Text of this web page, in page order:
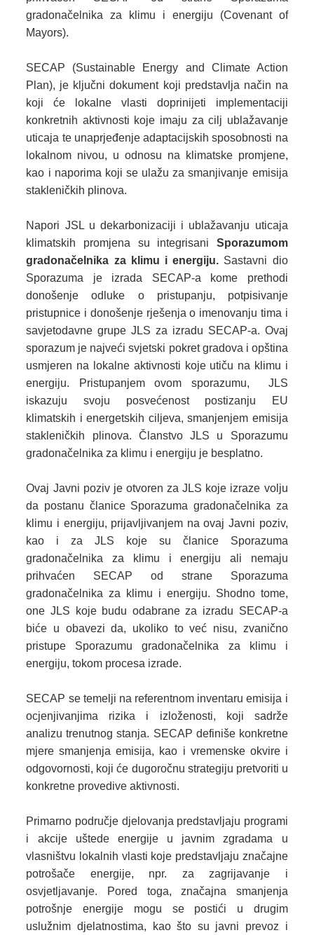
gradonačelnika za klimu i energiju (Covenant of
Mayors).
SECAP (Sustainable Energy and Climate Action
Plan), je ključni dokument koji predstavlja način na
koji će lokalne vlasti doprinijeti implementaciji
konkretnih aktivnosti koje imaju za cilj ublažavanje
uticaja te unaprjeđenje adaptacijskih sposobnosti na
lokalnom nivou, u odnosu na klimatske promjene,
kao i naporima koji se ulažu za smanjivanje emisija
stakleničkih plinova.
Napori JSL u dekarbonizaciji i ublažavanju uticaja
klimatskih promjena su integrisani Sporazumom
gradonačelnika za klimu i energiju. Sastavni dio
Sporazuma je izrada SECAP-a kome prethodi
donošenje odluke o pristupanju, potpisivanje
pristupnice i donošenje rješenja o imenovanju tima i
savjetodavne grupe JLS za izradu SECAP-a. Ovaj
sporazum je najveći svjetski pokret gradova i opština
usmjeren na lokalne aktivnosti koje utiču na klimu i
energiju. Pristupanjem ovom sporazumu, JLS
iskazuju svoju posvećenost postizanju EU
klimatskih i energetskih ciljeva, smanjenjem emisija
stakleničkih plinova. Članstvo JLS u Sporazumu
gradonačelnika za klimu i energiju je besplatno.
Ovaj Javni poziv je otvoren za JLS koje izraze volju
da postanu članice Sporazuma gradonačelnika za
klimu i energiju, prijavljivanjem na ovaj Javni poziv,
kao i za JLS koje su članice Sporazuma
gradonačelnika za klimu i energiju ali nemaju
prihvaćen SECAP od strane Sporazuma
gradonačelnika za klimu i energiju. Shodno tome,
one JLS koje budu odabrane za izradu SECAP-a
biće u obavezi da, ukoliko to već nisu, zvanično
pristupe Sporazumu gradonačelnika za klimu i
energiju, tokom procesa izrade.
SECAP se temelji na referentnom inventaru emisija i
ocjenjivanjima rizika i izloženosti, koji sadrže
analizu trenutnog stanja. SECAP definiše konkretne
mjere smanjenja emisija, kao i vremenske okvire i
odgovornosti, koji će dugoročnu strategiju pretvoriti u
konkretne provedive aktivnosti.
Primarno područje djelovanja predstavljaju programi
i akcije uštede energije u javnim zgradama u
vlasništvu lokalnih vlasti koje predstavljaju značajne
potrošače energije, npr. za zagrijavanje i
osvjetljavanje. Pored toga, značajna smanjenja
potrošnje energije mogu se postići u drugim
uslužnim djelatnostima, kao što su javni prevoz i